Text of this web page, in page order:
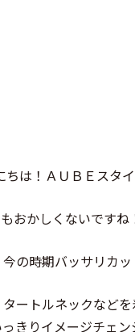
ちは！ＡＵＢＥスタ
おかしくないですね
の時期バッサリカ
ートルネックなど
きりイメージチェ